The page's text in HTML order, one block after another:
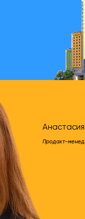
Продакт-